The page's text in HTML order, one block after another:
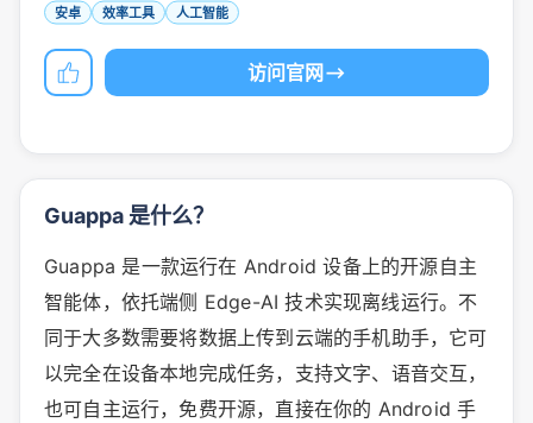
安卓 效率工具 人工智能
访问官网
Guappa 是什么？
Guappa 是一款运行在 Android 设备上的开源自主
智能体，依托端侧 Edge-AI 技术实现离线运行。不
同于大多数需要将数据上传到云端的手机助手，它可
以完全在设备本地完成任务，支持文字、语音交互，
也可自主运行，免费开源，直接在你的 Android 手